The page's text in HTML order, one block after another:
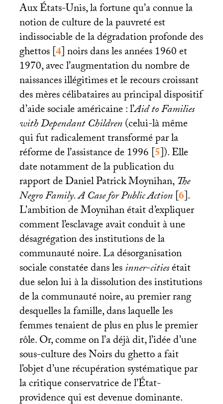
Aux États-Unis, la fortune qu’a connue la
notion de culture de la pauvreté est
indissociable de la dégradation profonde des
ghettos[4]noirs dans les années 1960 et
1970, avec l’augmentation du nombre de
naissances illégitimes et le recours croissant
des mères célibataires au principal dispositif
d’aide sociale américaine : l’Aid to Families
with Dependant Children(celui-là même
qui fut radicalement transformé par la
réforme de l’assistance de 1996[5]). Elle
date notamment de la publication du
rapport de Daniel Patrick Moynihan,The
Negro Family. A Case for Public Action[6].
L’ambition de Moynihan était d’expliquer
comment l’esclavage avait conduit à une
désagrégation des institutions de la
communauté noire. La désorganisation
sociale constatée dans lesinner-citiesétait
due selon lui à la dissolution des institutions
de la communauté noire, au premier rang
desquelles la famille, dans laquelle les
femmes tenaient de plus en plus le premier
rôle. Or, comme on l’a déjà dit, l’idée d’une
sous-culture des Noirs du ghetto a fait
l’objet d’une récupération systématique par
la critique conservatrice de l’État-
providence qui est devenue dominante.